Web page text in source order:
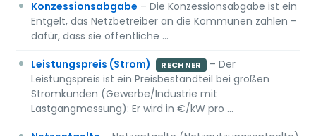
Konzessionsabgabe – Die Konzessionsabgabe ist ein
Entgelt, das Netzbetreiber an die Kommunen zahlen –
dafür, dass sie öffentliche …
Leistungspreis (Strom)
RECHNER
– Der
Leistungspreis ist ein Preisbestandteil bei großen
Stromkunden (Gewerbe/Industrie mit
Lastgangmessung): Er wird in €/kW pro …